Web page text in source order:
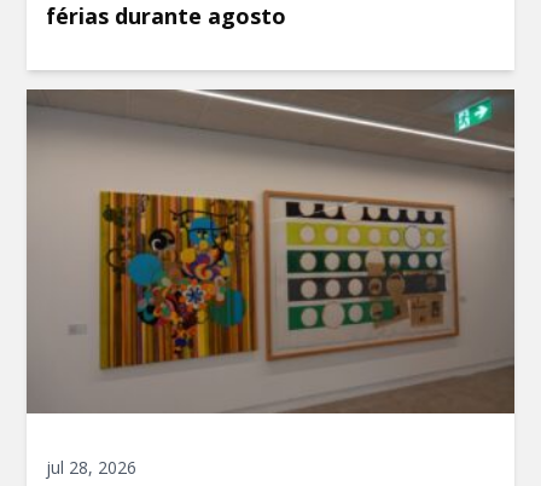
férias durante agosto
jul 28, 2026